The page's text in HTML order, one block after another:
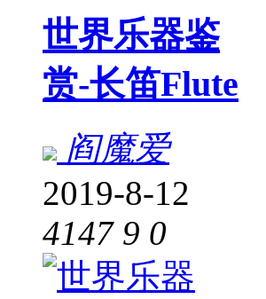
世界乐器鉴
赏-长笛Flute
阎魔爱
2019-8-12
4147 9 0